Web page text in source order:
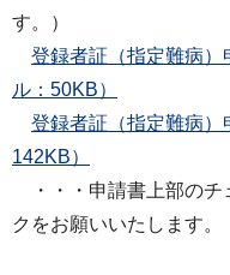
す。）
登録者証（指定難病）
ル：50KB）
登録者証（指定難病）
142KB）
・・・申請書上部のチ
クをお願いいたします。